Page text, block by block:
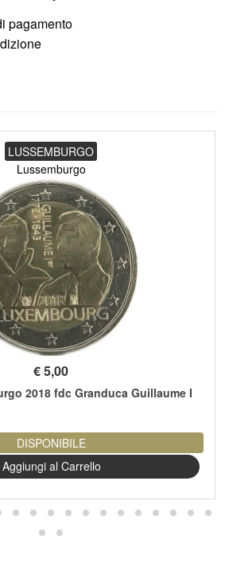
pagamento
LUSSEMBURGO
Lussemburgo
€5,00
2018 fdc Granduca Guillaume I
DISPONIBILE
Aggiungi al Carrello